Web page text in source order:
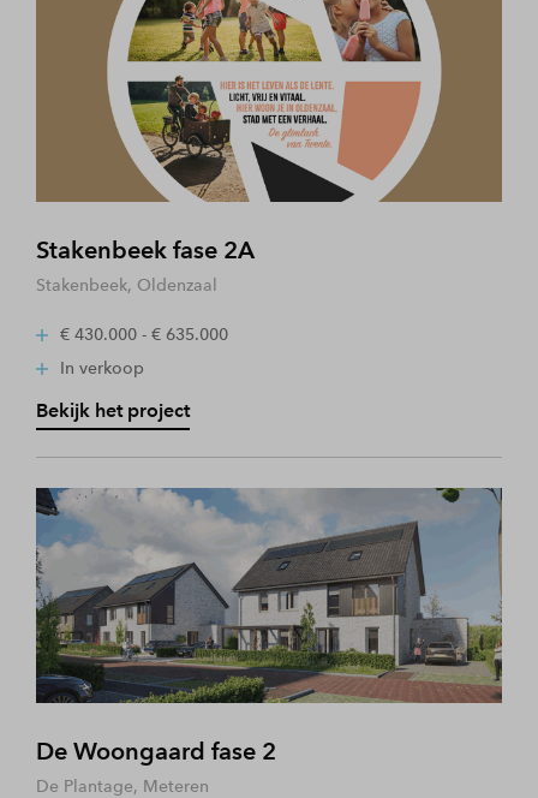
Stakenbeek fase 2A
Stakenbeek, Oldenzaal
€ 430.000 - € 635.000
In verkoop
Bekijk het project
De Woongaard fase 2
De Plantage, Meteren